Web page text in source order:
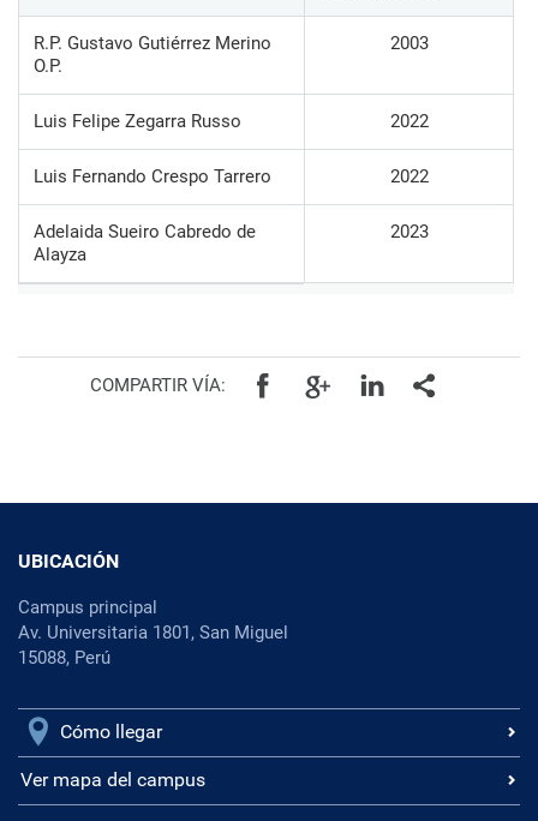
R.P. Gustavo Gutiérrez Merino
O.P.
2003
Luis Felipe Zegarra Russo 2022
Luis Fernando Crespo Tarrero 2022
Adelaida Sueiro Cabredo de
Alayza
2023
COMPARTIR VÍA:
UBICACIÓN
Campus principal
Av. Universitaria 1801, San Miguel
15088, Perú
Cómo llegar
Ver mapa del campus